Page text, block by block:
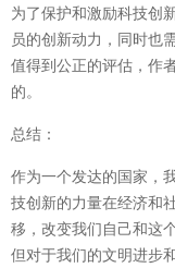
为了保护和激励科技创
员的创新动力，同时也
值得到公正的评估，作
的。
总结：
作为一个发达的国家，
技创新的力量在经济和
移，改变我们自己和这
但对于我们的文明进步